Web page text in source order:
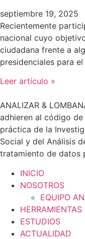
septiembre 19, 2025
Recientemente
nacional cuyo
ciudadana frente a
presidenciales para
Leer artículo »
ANALIZAR &
adhieren al código de
práctica de la
Social y del Análisis
tratamiento de datos
INICIO
NOSOTROS
EQUIPO
HERRAMIENTAS
ESTUDIOS
ACTUALIDAD